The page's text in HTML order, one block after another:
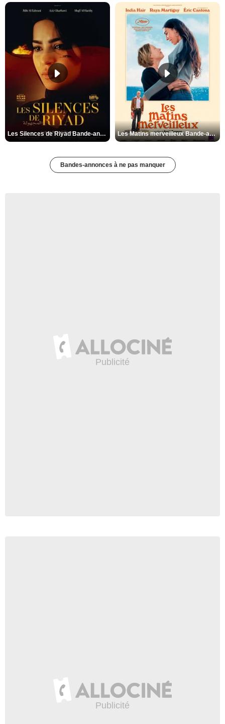
Les Silences de Riyad Bande-annonce VO STFR Les Matins merveilleux Bande-annonce VF
Bandes-annonces à ne pas manquer